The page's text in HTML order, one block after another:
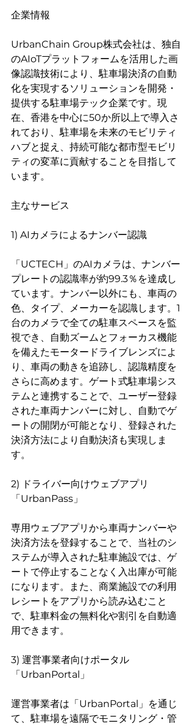
企業情報
UrbanChain Group株式会社は、独自
のAIoTプラットフォームを活用した画
像認識技術により、駐車場決済の自動
化を実現するソリューションを開発・
提供する駐車場テック企業です。現
在、香港を中心に50か所以上で導入さ
れており、駐車場を未来のモビリティ
ハブと捉え、持続可能な都市型モビリ
ティの変革に貢献することを目指して
います。
主なサービス
1) AIカメラによるナンバー認識
「UCTECH」のAIカメラは、ナンバー
プレートの認識率が約99.3％を達成し
ています。ナンバー以外にも、車両の
色、タイプ、メーカーを認識します。1
台のカメラで全ての駐車スペースを監
視でき、自動ズームとフォーカス機能
を備えたモータードライブレンズによ
り、車両の動きを追跡し、認識精度を
さらに高めます。ゲート式駐車場シス
テムと連携することで、ユーザー登録
された車両ナンバーに対し、自動でゲ
ートの開閉が可能となり、登録された
決済方法により自動決済も実現しま
す。
2) ドライバー向けウェブアプリ
「UrbanPass」
専用ウェブアプリから車両ナンバーや
決済方法を登録することで、当社のシ
ステムが導入された駐車施設では、ゲ
ートで停止することなく入出庫が可能
になります。また、商業施設での利用
レシートをアプリから読み込むこと
で、駐車料金の無料化や割引を自動適
用できます。
3) 運営事業者向けポータル
「UrbanPortal」
運営事業者は「UrbanPortal」を通じ
て、駐車場を遠隔でモニタリング・管